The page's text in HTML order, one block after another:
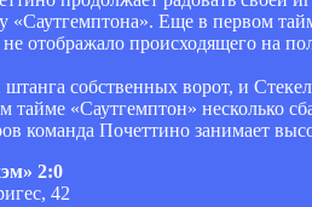
«Саутгемптона». Еще в первом
отображало происходящего на
собственных ворот, и
тайме «Саутгемптон» несколько
команда Почеттино занимает
2:0
42